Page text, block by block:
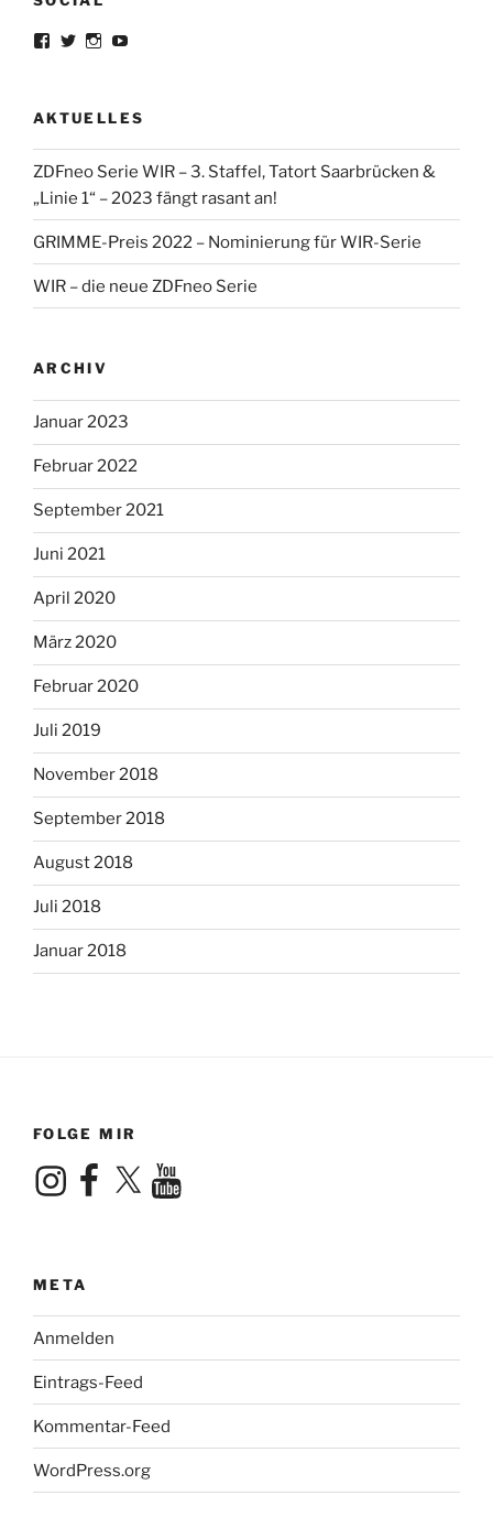
Profil
Facebook
anzeigen
Profil
Twitter
anzeigen
Profil
Instagram
anzeigen
Profil
YouTube
anzeigen
AKTUELLES
ZDFneo Serie WIR – 3. Staffel, Tatort Saarbrücken &
„Linie 1“ – 2023 fängt rasant an!
GRIMME-Preis 2022 – Nominierung für WIR-Serie
WIR – die neue ZDFneo Serie
ARCHIV
Januar 2023
Februar 2022
September 2021
Juni 2021
April 2020
März 2020
Februar 2020
Juli 2019
November 2018
September 2018
August 2018
Juli 2018
Januar 2018
FOLGE MIR
InstagramFacebook
X YouTube
META
Anmelden
Eintrags-Feed
Kommentar-Feed
WordPress.org